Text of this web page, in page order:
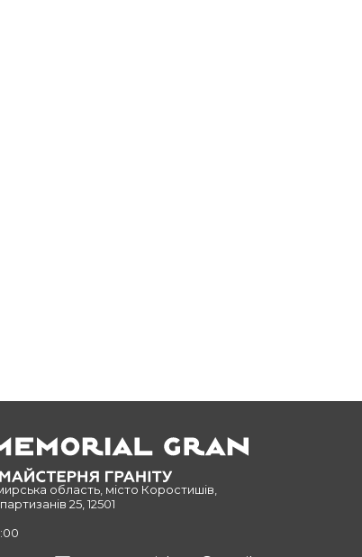
область, місто Коростишів,
25, 12501